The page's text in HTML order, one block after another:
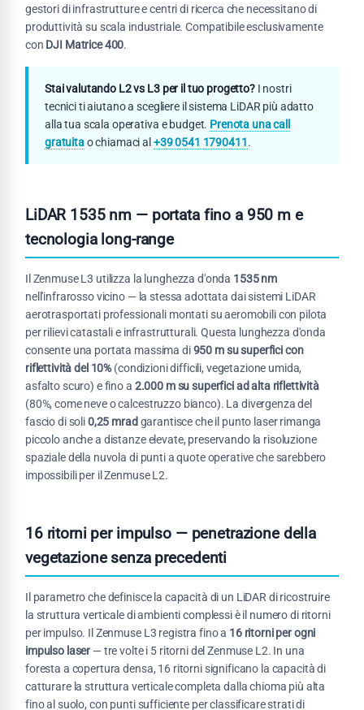
gestori di infrastrutture e centri di ricerca che necessitano di
produttività su scala industriale. Compatibile esclusivamente
con DJI Matrice 400.
Stai valutando L2 vs L3 per il tuo progetto?I nostri
tecnici ti aiutano a scegliere il sistema LiDAR più adatto
alla tua scala operativa e budget. Prenota una call
gratuitao chiamaci al +39 0541 1790411.
LiDAR 1535 nm — portata fino a 950 m e
tecnologia long-range
Il Zenmuse L3 utilizza la lunghezza d'onda 1535 nm
nell'infrarosso vicino — la stessa adottata dai sistemi LiDAR
aerotrasportati professionali montati su aeromobili con pilota
per rilievi catastali e infrastrutturali. Questa lunghezza d'onda
consente una portata massima di950 m su superfici con
riflettività del 10%(condizioni difficili, vegetazione umida,
asfalto scuro) e fino a 2.000 m su superfici ad alta riflettività
(80%, come neve o calcestruzzo bianco). La divergenza del
fascio di soli0,25 mrad garantisce che il punto laser rimanga
piccolo anche a distanze elevate, preservando la risoluzione
spaziale della nuvola di punti a quote operative che sarebbero
impossibili per il Zenmuse L2.
16 ritorni per impulso — penetrazione della
vegetazione senza precedenti
Il parametro che definisce la capacità di un LiDAR di ricostruire
la struttura verticale di ambienti complessi è il numero di ritorni
per impulso. Il Zenmuse L3 registra fino a 16 ritorni per ogni
impulso laser — tre volte i 5 ritorni del Zenmuse L2. In una
foresta a copertura densa, 16 ritorni significano la capacità di
catturare la struttura verticale completa dalla chioma più alta
fino al suolo, con punti sufficiente per classificare strati di